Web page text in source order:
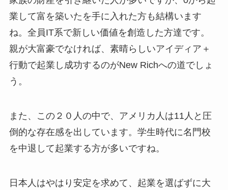
業して富を築いたを手に入れた方も結構います
ね。全員IT系で新しい価値を創造した方達です。
親が大富豪でなければ、素晴らしいアイディア＋
行動で起業し成功するのがNew Richへの道でしょ
う。
また、この２０人の中で、アメリカ人は11人と圧
倒的な存在感を出しています。学生時代に名門校
を中退して起業する方が多いですね。
日本人はやはり安定を求めて、起業を選ばずに大